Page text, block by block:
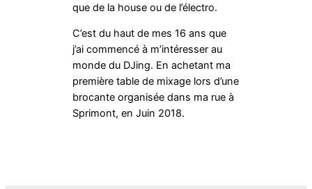
que de la house ou de l’électro.
C’est du haut de mes 16 ans que
j’ai commencé à m’intéresser au
monde du DJing. En achetant ma
première table de mixage lors d’une
brocante organisée dans ma rue à
Sprimont, en Juin 2018.